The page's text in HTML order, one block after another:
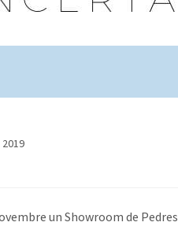
un Showroom de